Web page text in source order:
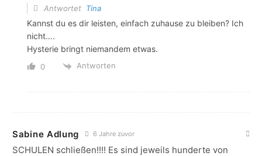
Antwortet Tina
Kannst du es dir leisten, einfach zuhause zu bleiben? Ich
nicht….
Hysterie bringt niemandem etwas.
0 Antworten
Sabine Adlung 6 Jahre zuvor
SCHULEN schließen!!!! Es sind jeweils hunderte von